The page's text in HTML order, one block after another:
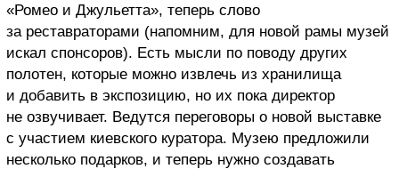
«Ромео и Джульетта», теперь слово
за реставраторами (напомним, для новой рамы музей
искал спонсоров). Есть мысли по поводу других
полотен, которые можно извлечь из хранилища
и добавить в экспозицию, но их пока директор
не озвучивает. Ведутся переговоры о новой выставке
с участием киевского куратора. Музею предложили
несколько подарков, и теперь нужно создавать